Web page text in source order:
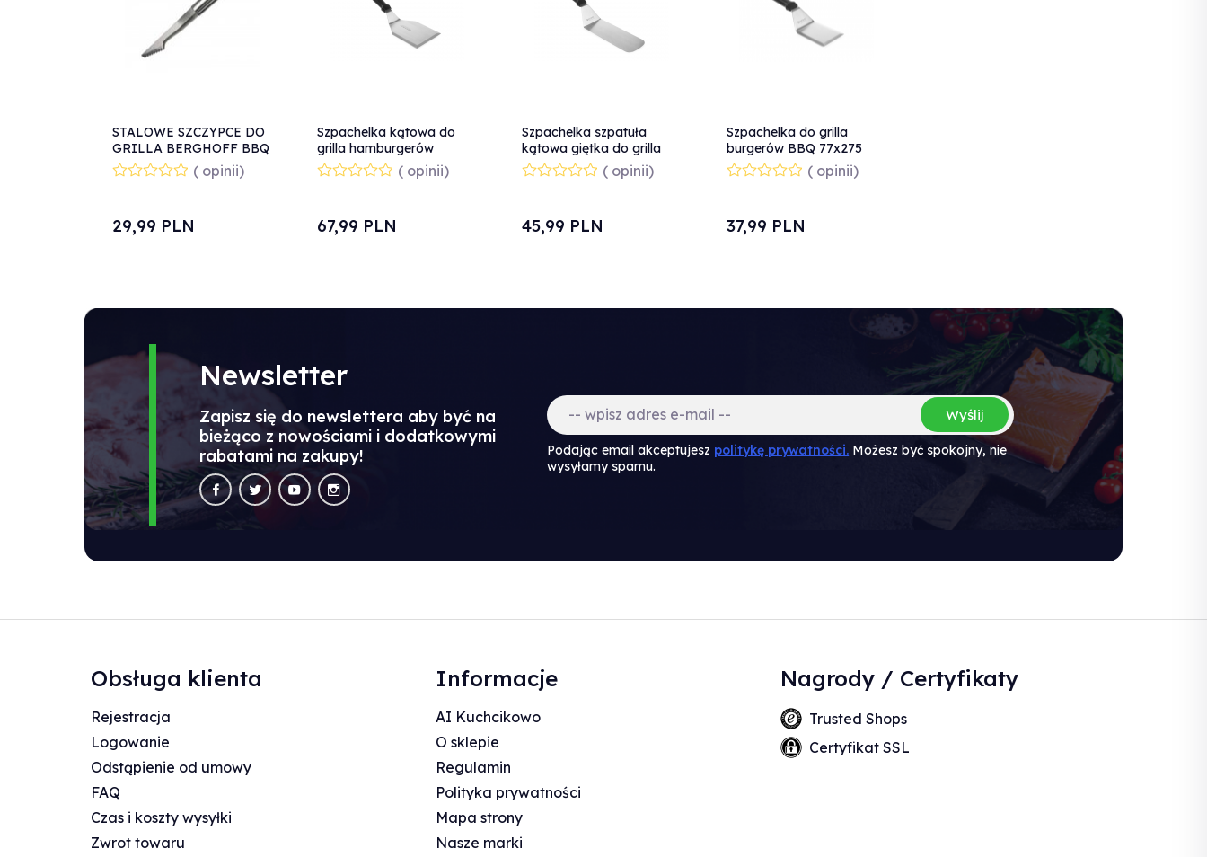
STALOWE SZCZYPCE DO
GRILLA BERGHOFF BBQ
( opinii)
29,99 PLN
Szpachelka kątowa do
grilla hamburgerów
107x305mm - Hendi
855652
( opinii)
67,99 PLN
Szpachelka szpatuła
kątowa giętka do grilla
380x73 mm - Hendi
855737
( opinii)
45,99 PLN
Szpachelka do grilla
burgerów BBQ 77x275
mm - Hendi 855676
( opinii)
37,99 PLN
Newsletter
Zapisz się do newslettera aby być na
bieżąco z nowościami i dodatkowymi
rabatami na zakupy!
Wyślij
Podając email akceptujesz politykę prywatności. Możesz być spokojny, nie
wysyłamy spamu.
Obsługa klienta
Rejestracja
Logowanie
Odstąpienie od umowy
FAQ
Czas i koszty wysyłki
Zwrot towaru
Informacje
AI Kuchcikowo
O sklepie
Regulamin
Polityka prywatności
Mapa strony
Nasze marki
Nagrody / Certyfikaty
Trusted Shops
Certyfikat SSL